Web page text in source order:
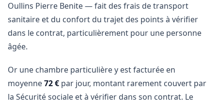
Oullins Pierre Benite — fait des frais de transport
sanitaire et du confort du trajet des points à vérifier
dans le contrat, particulièrement pour une personne
âgée.
Or une chambre particulière y est facturée en
moyenne72 € par jour, montant rarement couvert par
la Sécurité sociale et à vérifier dans son contrat. Le